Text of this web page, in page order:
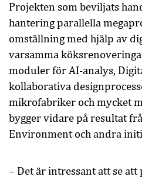
Projekten som beviljats
hantering parallella
omställning med hjälp av
varsamma
moduler för AI-analys,
kollaborativa
mikrofabriker och mycket
bygger vidare på resultat
Environment och andra
– Det är intressant att se